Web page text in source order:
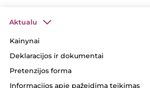
Aktualu
Kainynai
Deklaracijos ir dokumentai
Pretenzijos forma
Informacijos apie pažeidimą teikimas